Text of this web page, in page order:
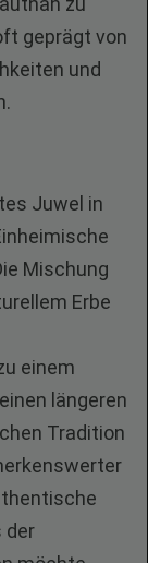
geprägt von
und
Juwel in
Mischung
Erbe
einem
längeren
Tradition
der